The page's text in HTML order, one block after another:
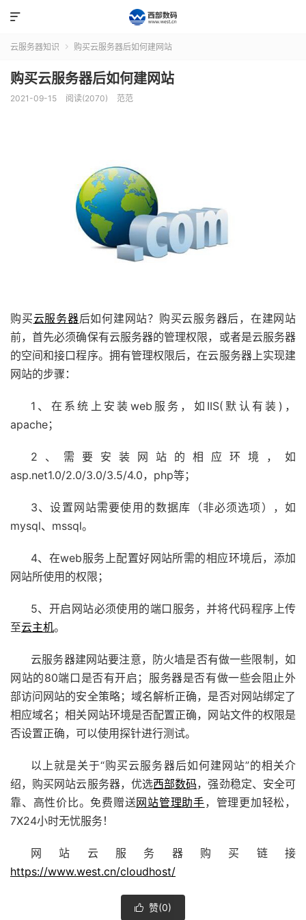

云服务器知识  购买云服务器后如何建网站
购买云服务器后如何建网站
2021-09-15 阅读(2070) 范范
购买云服务器后如何建网站？购买云服务器后，在建网站
前，首先必须确保有云服务器的管理权限，或者是云服务器
的空间和接口程序。拥有管理权限后，在云服务器上实现建
网站的步骤：
1、在系统上安装web服务，如IIS(默认有装)，
apache；
2、需要安装网站的相应环境，如
asp.net1.0/2.0/3.0/3.5/4.0，php等；
3、设置网站需要使用的数据库（非必须选项），如
mysql、mssql。
4、在web服务上配置好网站所需的相应环境后，添加
网站所使用的权限；
5、开启网站必须使用的端口服务，并将代码程序上传
至云主机。
云服务器建网站要注意，防火墙是否有做一些限制，如
网站的80端口是否有开启；服务器是否有做一些会阻止外
部访问网站的安全策略；域名解析正确，是否对网站绑定了
相应域名；相关网站环境是否配置正确，网站文件的权限是
否设置正确，可以使用探针进行测试。
以上就是关于“购买云服务器后如何建网站”的相关介
绍，购买网站云服务器，优选西部数码，强劲稳定、安全可
靠、高性价比。免费赠送网站管理助手，管理更加轻松，
7X24小时无忧服务！
网站云服务器购买链接
https://www.west.cn/cloudhost/
 赞(0)